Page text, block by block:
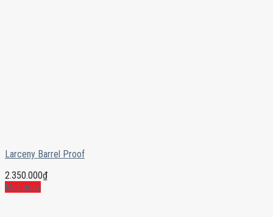
Larceny Barrel Proof
2.350.000₫
Mua ngay